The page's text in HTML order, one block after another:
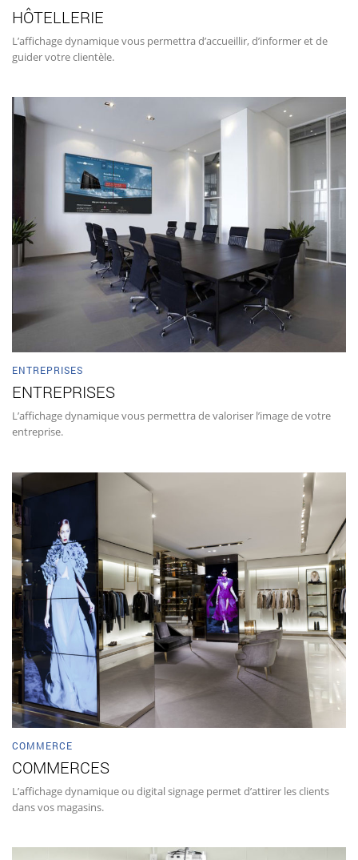
HÔTELLERIE
L’affichage dynamique vous permettra d’accueillir, d’informer et de
guider votre clientèle.
ENTREPRISES
ENTREPRISES
L’affichage dynamique vous permettra de valoriser l’image de votre
entreprise.
COMMERCE
COMMERCES
L’affichage dynamique ou digital signage permet d’attirer les clients
dans vos magasins.